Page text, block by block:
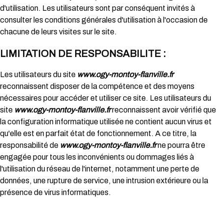
d'utilisation. Les utilisateurs sont par conséquent invités à
consulter les conditions générales d'utilisation à l'occasion de
chacune de leurs visites sur le site.
LIMITATION DE RESPONSABILITE :
Les utilisateurs du site www.ogy-montoy-flanville.fr
reconnaissent disposer de la compétence et des moyens
nécessaires pour accéder et utiliser ce site. Les utilisateurs du
site www.ogy-montoy-flanville.frreconnaissent avoir vérifié que
la configuration informatique utilisée ne contient aucun virus et
qu'elle est en parfait état de fonctionnement. A ce titre, la
responsabilité de www.ogy-montoy-flanville.frne pourra être
engagée pour tous les inconvénients ou dommages liés à
l'utilisation du réseau de l'internet, notamment une perte de
données, une rupture de service, une intrusion extérieure ou la
présence de virus informatiques.